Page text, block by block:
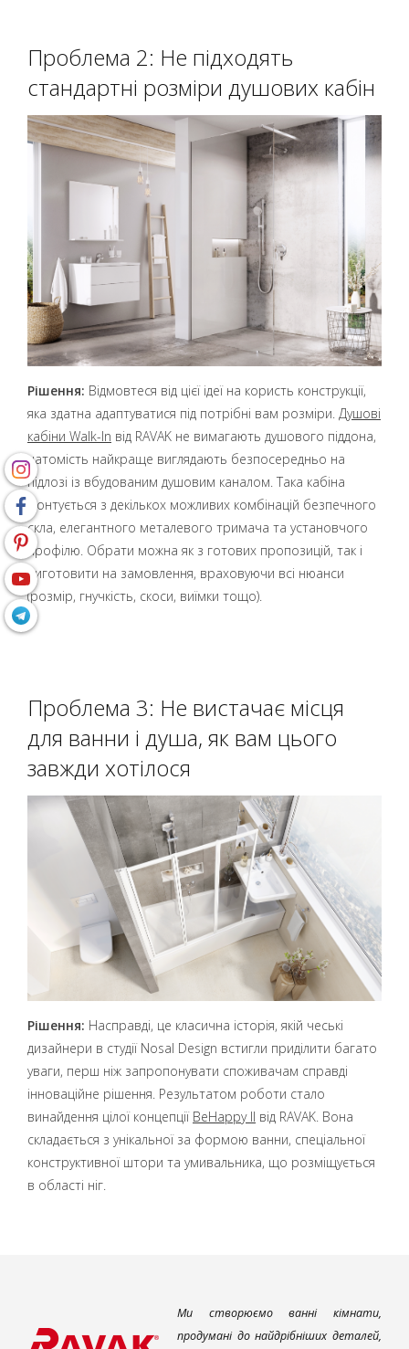
Проблема 2: Не підходять
стандартні розміри душових кабін
Рішення: Відмовтеся від цієї ідеї на користь конструкції,
яка здатна адаптуватися під потрібні вам розміри. Душові
кабіни Walk-In від RAVAK не вимагають душового піддона,
натомість найкраще виглядають безпосередньо на
підлозі із вбудованим душовим каналом. Така кабіна
монтується з декількох можливих комбінацій безпечного
скла, елегантного металевого тримача та установчого
профілю. Обрати можна як з готових пропозицій, так і
виготовити на замовлення, враховуючи всі нюанси
(розмір, гнучкість, скоси, виїмки тощо).
Проблема 3: Не вистачає місця
для ванни і душа, як вам цього
завжди хотілося
Рішення: Насправді, це класична історія, якій чеські
дизайнери в студії Nosal Design встигли приділити багато
уваги, перш ніж запропонувати споживачам справді
інноваційне рішення. Результатом роботи стало
винайдення цілої концепції BeHappy II від RAVAK. Вона
складається з унікальної за формою ванни, спеціальної
конструктивної штори та умивальника, що розміщується
в області ніг.
Ми створюємо ванні кімнати,
продумані до найдрібніших деталей,